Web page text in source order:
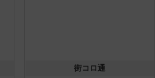
街コロ通